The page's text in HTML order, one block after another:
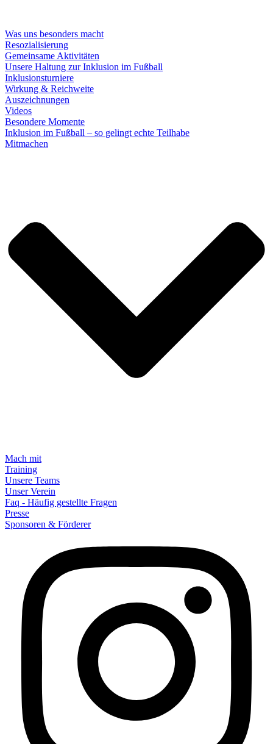
Was uns besonders macht
Resozialisierung
Gemeinsame Aktivitäten
Unsere Haltung zur Inklusion im Fußball
Inklusionsturniere
Wirkung & Reichweite
Auszeichnungen
Videos
Besondere Momente
Inklusion im Fußball – so gelingt echte Teilhabe
Mitmachen
Mach mit
Training
Unsere Teams
Unser Verein
Faq - Häufig gestellte Fragen
Presse
Sponsoren & Förderer